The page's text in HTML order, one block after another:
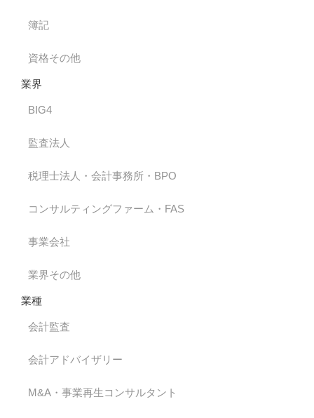
簿記
資格その他
業界
BIG4
監査法人
税理士法人・会計事務所・BPO
コンサルティングファーム・FAS
事業会社
業界その他
業種
会計監査
会計アドバイザリー
M&A・事業再生コンサルタント